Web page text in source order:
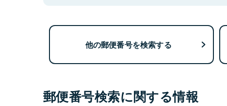
他の郵便番号を検索する
郵便番号検索に関する情報